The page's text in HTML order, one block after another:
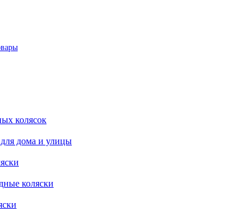
колясок
дома и улицы
коляски